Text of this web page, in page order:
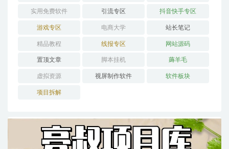
实用免费软件 引流专区 抖音快手专区
游戏专区 电商大学 站长笔记
精品教程 线报专区 网站源码
置顶文章 脚本挂机 薅羊毛
虚拟资源 视屏制作软件 软件板块
项目拆解